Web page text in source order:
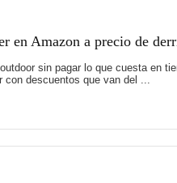
en Amazon a precio de
sin pagar lo que cuesta en
con descuentos que van del ...